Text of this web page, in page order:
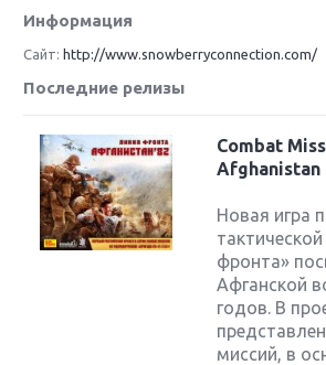
Информация
Сайт: http://www.snowberryconnection.com/
Последние релизы
Combat
Afghanistan
Новая игра
фронта»
Афганской
годов. В
миссий, в